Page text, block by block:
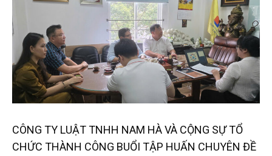
CÔNG TY LUẬT TNHH NAM HÀ VÀ CỘNG SỰ TỔ
CHỨC THÀNH CÔNG BUỔI TẬP HUẤN CHUYÊN ĐỀ